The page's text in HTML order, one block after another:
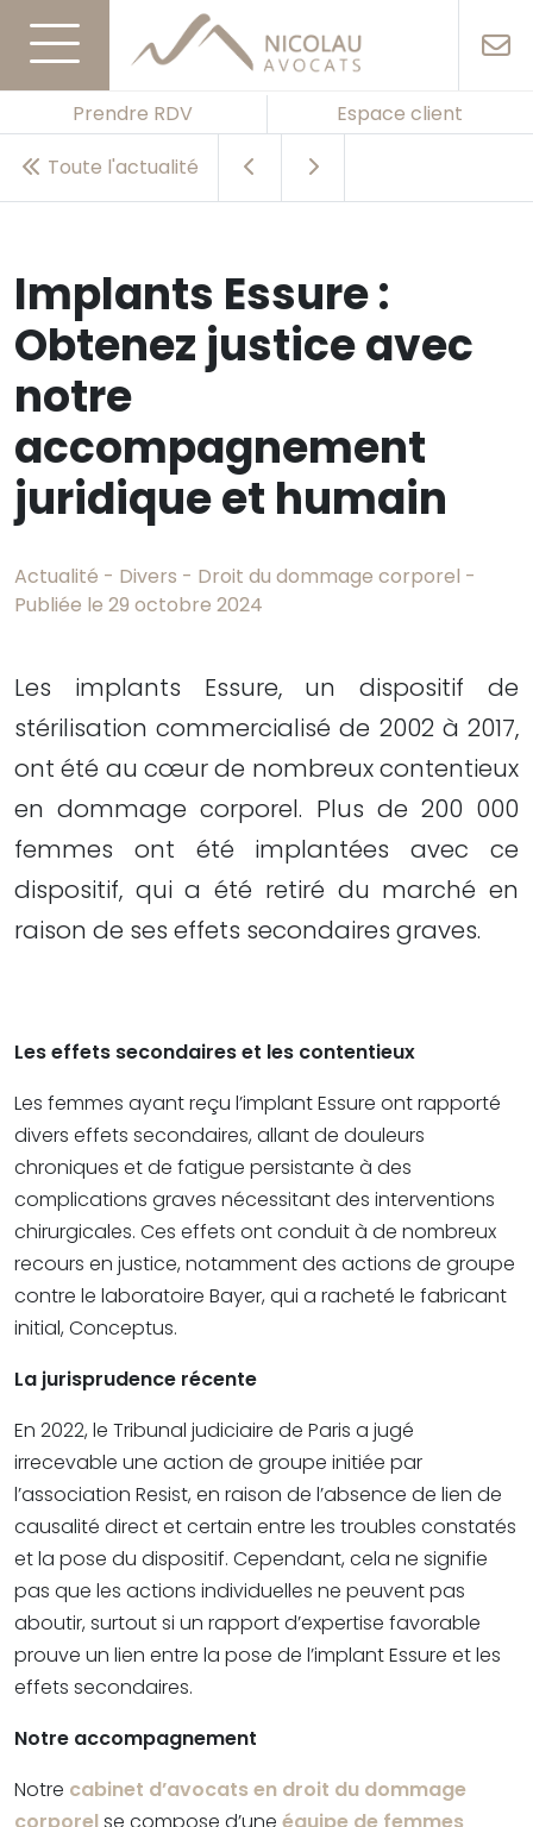
Prendre RDV
Espace client
Toute l'actualité
Implants Essure :
Obtenez justice avec
notre
accompagnement
juridique et humain
Actualité - Divers - Droit du dommage corporel -
Publiée le 29 octobre 2024
Les implants Essure, un dispositif de
stérilisation commercialisé de 2002 à 2017,
ont été au cœur de nombreux contentieux
en dommage corporel. Plus de 200 000
femmes ont été implantées avec ce
dispositif, qui a été retiré du marché en
raison de ses effets secondaires graves.
Les effets secondaires et les contentieux
Les femmes ayant reçu l’implant Essure ont rapporté
divers effets secondaires, allant de douleurs
chroniques et de fatigue persistante à des
complications graves nécessitant des interventions
chirurgicales. Ces effets ont conduit à de nombreux
recours en justice, notamment des actions de groupe
contre le laboratoire Bayer, qui a racheté le fabricant
initial, Conceptus.
La jurisprudence récente
En 2022, le Tribunal judiciaire de Paris a jugé
irrecevable une action de groupe initiée par
l’association Resist, en raison de l’absence de lien de
causalité direct et certain entre les troubles constatés
et la pose du dispositif. Cependant, cela ne signifie
pas que les actions individuelles ne peuvent pas
aboutir, surtout si un rapport d’expertise favorable
prouve un lien entre la pose de l’implant Essure et les
effets secondaires.
Notre accompagnement
Notre cabinet d’avocats en droit du dommage